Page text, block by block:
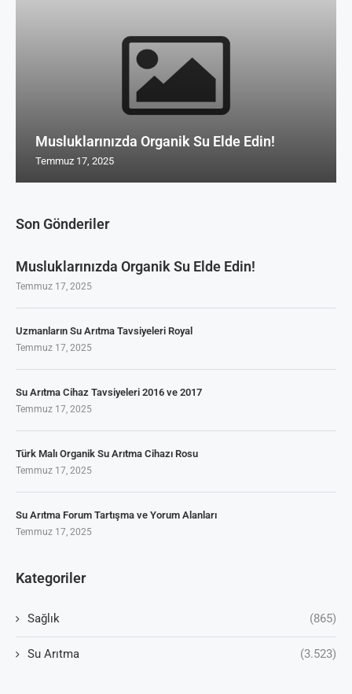
Son Gönderiler
Musluklarınızda Organik Su Elde Edin!
Temmuz 17, 2025
Uzmanların Su Arıtma Tavsiyeleri Royal
Temmuz 17, 2025
Su Arıtma Cihaz Tavsiyeleri 2016 ve 2017
Temmuz 17, 2025
Türk Malı Organik Su Arıtma Cihazı Rosu
Temmuz 17, 2025
Su Arıtma Forum Tartışma ve Yorum Alanları
Temmuz 17, 2025
Kategoriler
Sağlık (865)
Su Arıtma (3.523)
Musluklarınızda Organik Su Elde Edin!
Temmuz 17, 2025